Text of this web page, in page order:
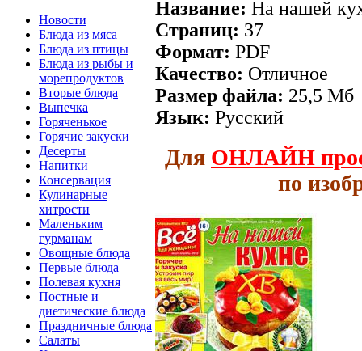
Новости
Блюда из мяса
Блюда из птицы
Блюда из рыбы и
морепродуктов
Вторые блюда
Выпечка
Горяченькое
Горячие закуски
Десерты
Напитки
Консервация
Кулинарные
хитрости
Маленьким
гурманам
Овощные блюда
Первые блюда
Полевая кухня
Постные и
диетические блюда
Праздничные блюда
Салаты
Название: На нашей
Страниц: 37
Формат: PDF
Качество: Отличное
Размер файла: 25,5 Мб
Язык: Русский
Для ОНЛАЙН
по